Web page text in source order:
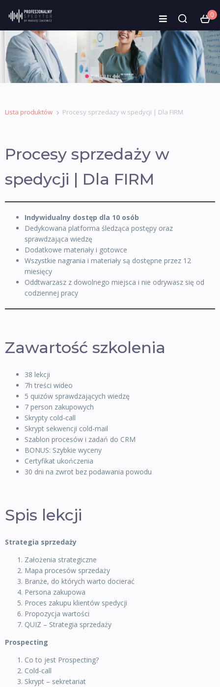
0
Lista produktów Procesy sprzedaży w spedycji | Dla FIRM
Procesy sprzedaży w
spedycji | Dla FIRM
Indywidualny dostęp dla 10 osób
Dedykowana platforma śledząca postępy oraz
sprawdzająca wiedzę
Dodatkowe materiały i gotowce
Wszystkie nagrania i materiały są dostępne przez 12
miesięcy
Oddtwarzasz z dowolnego miejsca i nie odrywasz się od
codziennej pracy
Zawartość szkolenia
38 lekcji
7h treści wideo
5 quizów sprawdzających wiedzę
7 person zakupowych
Skrypty cold-call
Skrypt sekwencji cold-mail
Szablon procesów i zadań do CRM
BONUS: Szybkie wyceny
Certyfikat ukończenia
30 dni na zwrot bez podawania powodu
Spis lekcji
Strategia sprzedaży
Założenia strategiczne
Mapa procesów sprzedaży
Branże, do których warto docierać
Persona zakupowa
Proces zakupu klientów spedycji
Propozycja wartości
QUIZ – Strategia sprzedaży
Prospecting
Co to jest Prospecting?
Cold-call
Skrypt – sekretariat